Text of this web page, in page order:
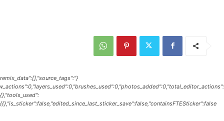
{"remix_data":[],"source_tags":
{},"tools_used":
{},"is_sticker":false,"edited_since_last_sticker_save":false,"containsFTESticker":false}